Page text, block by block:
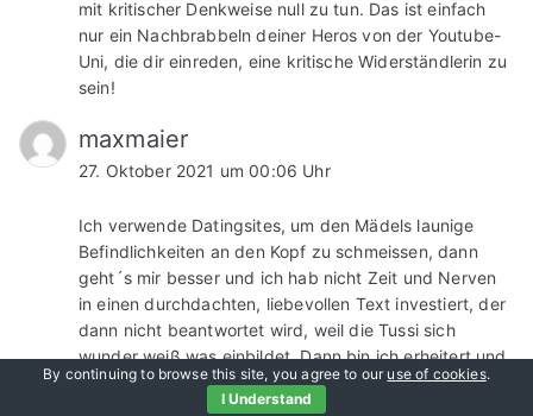
mit kritischer Denkweise null zu tun. Das ist einfach
nur ein Nachbrabbeln deiner Heros von der Youtube-
Uni, die dir einreden, eine kritische Widerständlerin zu
sein!
maxmaier
27. Oktober 2021 um 00:06 Uhr
Ich verwende Datingsites, um den Mädels launige
Befindlichkeiten an den Kopf zu schmeissen, dann
geht´s mir besser und ich hab nicht Zeit und Nerven
in einen durchdachten, liebevollen Text investiert, der
dann nicht beantwortet wird, weil die Tussi sich
wunder weiß was einbildet. Dann bin ich erheitert und
nicht enttäuscht.
By continuing to browse this site, you agree to our use of cookies.
I Understand